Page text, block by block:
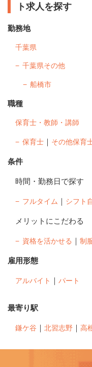
ト求人を探す
勤務地
千葉県
千葉県その他
船橋市
職種
保育士・教師・講師
保育士 その他保育
条件
時間・勤務日で探す
フルタイム シフト
メリットにこだわる
資格を活かせる 制
雇用形態
アルバイト パート
最寄り駅
鎌ケ谷 北習志野 高